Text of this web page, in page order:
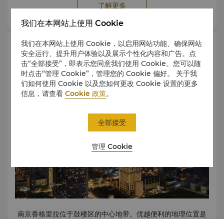
里浏览南京旅游网站。
了解更多
地图与交通
南京香格里拉位于鼓楼区的中心地带。优越便利的地理位置是
我们在本网站上使用 Cookie
我们在本网站上使用 Cookie，以启用网站功能、确保网站
安全运行、提升用户体验以及展示个性化内容和广告。点
击“全部接受”，即表示您同意我们使用 Cookie。您可以随
时点击“管理 Cookie”，管理您的 Cookie 偏好。 关于我
们如何使用 Cookie 以及您如何更改 Cookie 设置的更多
信息，请查看Cookie 政策。
管理 Cookie
全部接受